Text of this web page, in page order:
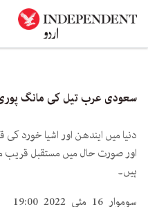
سعودی عرب تیل کی مانگ
دنیا میں ایندھن اور اشیا خورد
اور صورت حال میں مستقبل قریب
ہیں۔
سوموار 16 مئی 2022 19:00